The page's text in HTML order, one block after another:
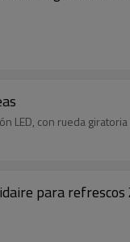
LED, con rueda giratoria
para refrescos